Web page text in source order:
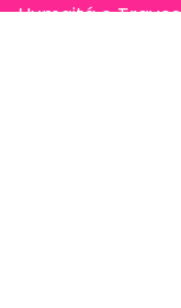
Humaitá e